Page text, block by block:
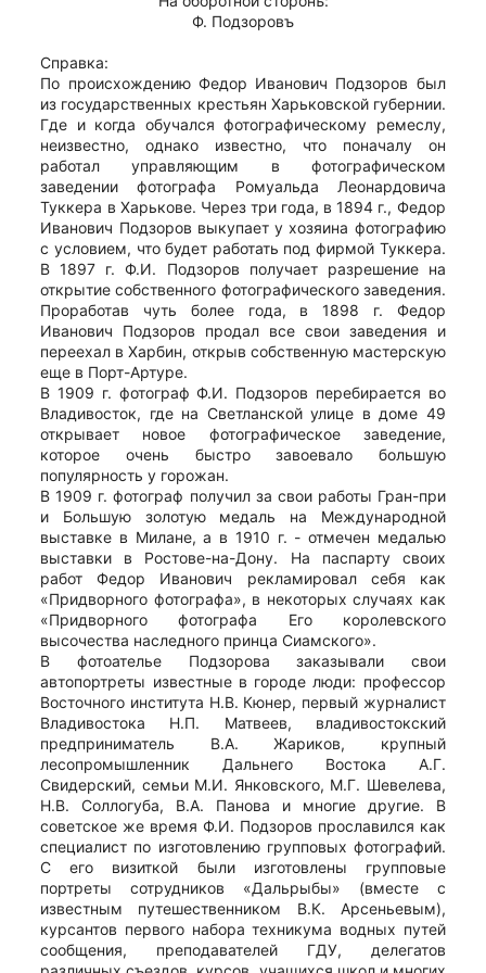
Ф. Подзоровъ
Справка:
По происхождению Федор Иванович Подзоров был
из государственных крестьян Харьковской губернии.
Где и когда обучался фотографическому ремеслу,
неизвестно, однако известно, что поначалу он
работал управляющим в фотографическом
заведении фотографа Ромуальда Леонардовича
Туккера в Харькове. Через три года, в 1894 г., Федор
Иванович Подзоров выкупает у хозяина фотографию
с условием, что будет работать под фирмой Туккера.
В 1897 г. Ф.И. Подзоров получает разрешение на
открытие собственного фотографического заведения.
Проработав чуть более года, в 1898 г. Федор
Иванович Подзоров продал все свои заведения и
переехал в Харбин, открыв собственную мастерскую
еще в Порт-Артуре.
В 1909 г. фотограф Ф.И. Подзоров перебирается во
Владивосток, где на Светланской улице в доме 49
открывает новое фотографическое заведение,
которое очень быстро завоевало большую
популярность у горожан.
В 1909 г. фотограф получил за свои работы Гран-при
и Большую золотую медаль на Международной
выставке в Милане, а в 1910 г. - отмечен медалью
выставки в Ростове-на-Дону. На паспарту своих
работ Федор Иванович рекламировал себя как
«Придворного фотографа», в некоторых случаях как
«Придворного фотографа Его королевского
высочества наследного принца Сиамского».
В фотоателье Подзорова заказывали свои
автопортреты известные в городе люди: профессор
Восточного института Н.В. Кюнер, первый журналист
Владивостока Н.П. Матвеев, владивостокский
предприниматель В.А. Жариков, крупный
лесопромышленник Дальнего Востока А.Г.
Свидерский, семьи М.И. Янковского, М.Г. Шевелева,
Н.В. Соллогуба, В.А. Панова и многие другие. В
советское же время Ф.И. Подзоров прославился как
специалист по изготовлению групповых фотографий.
С его визиткой были изготовлены групповые
портреты сотрудников «Дальрыбы» (вместе с
известным путешественником В.К. Арсеньевым),
курсантов первого набора техникума водных путей
сообщения, преподавателей ГДУ, делегатов